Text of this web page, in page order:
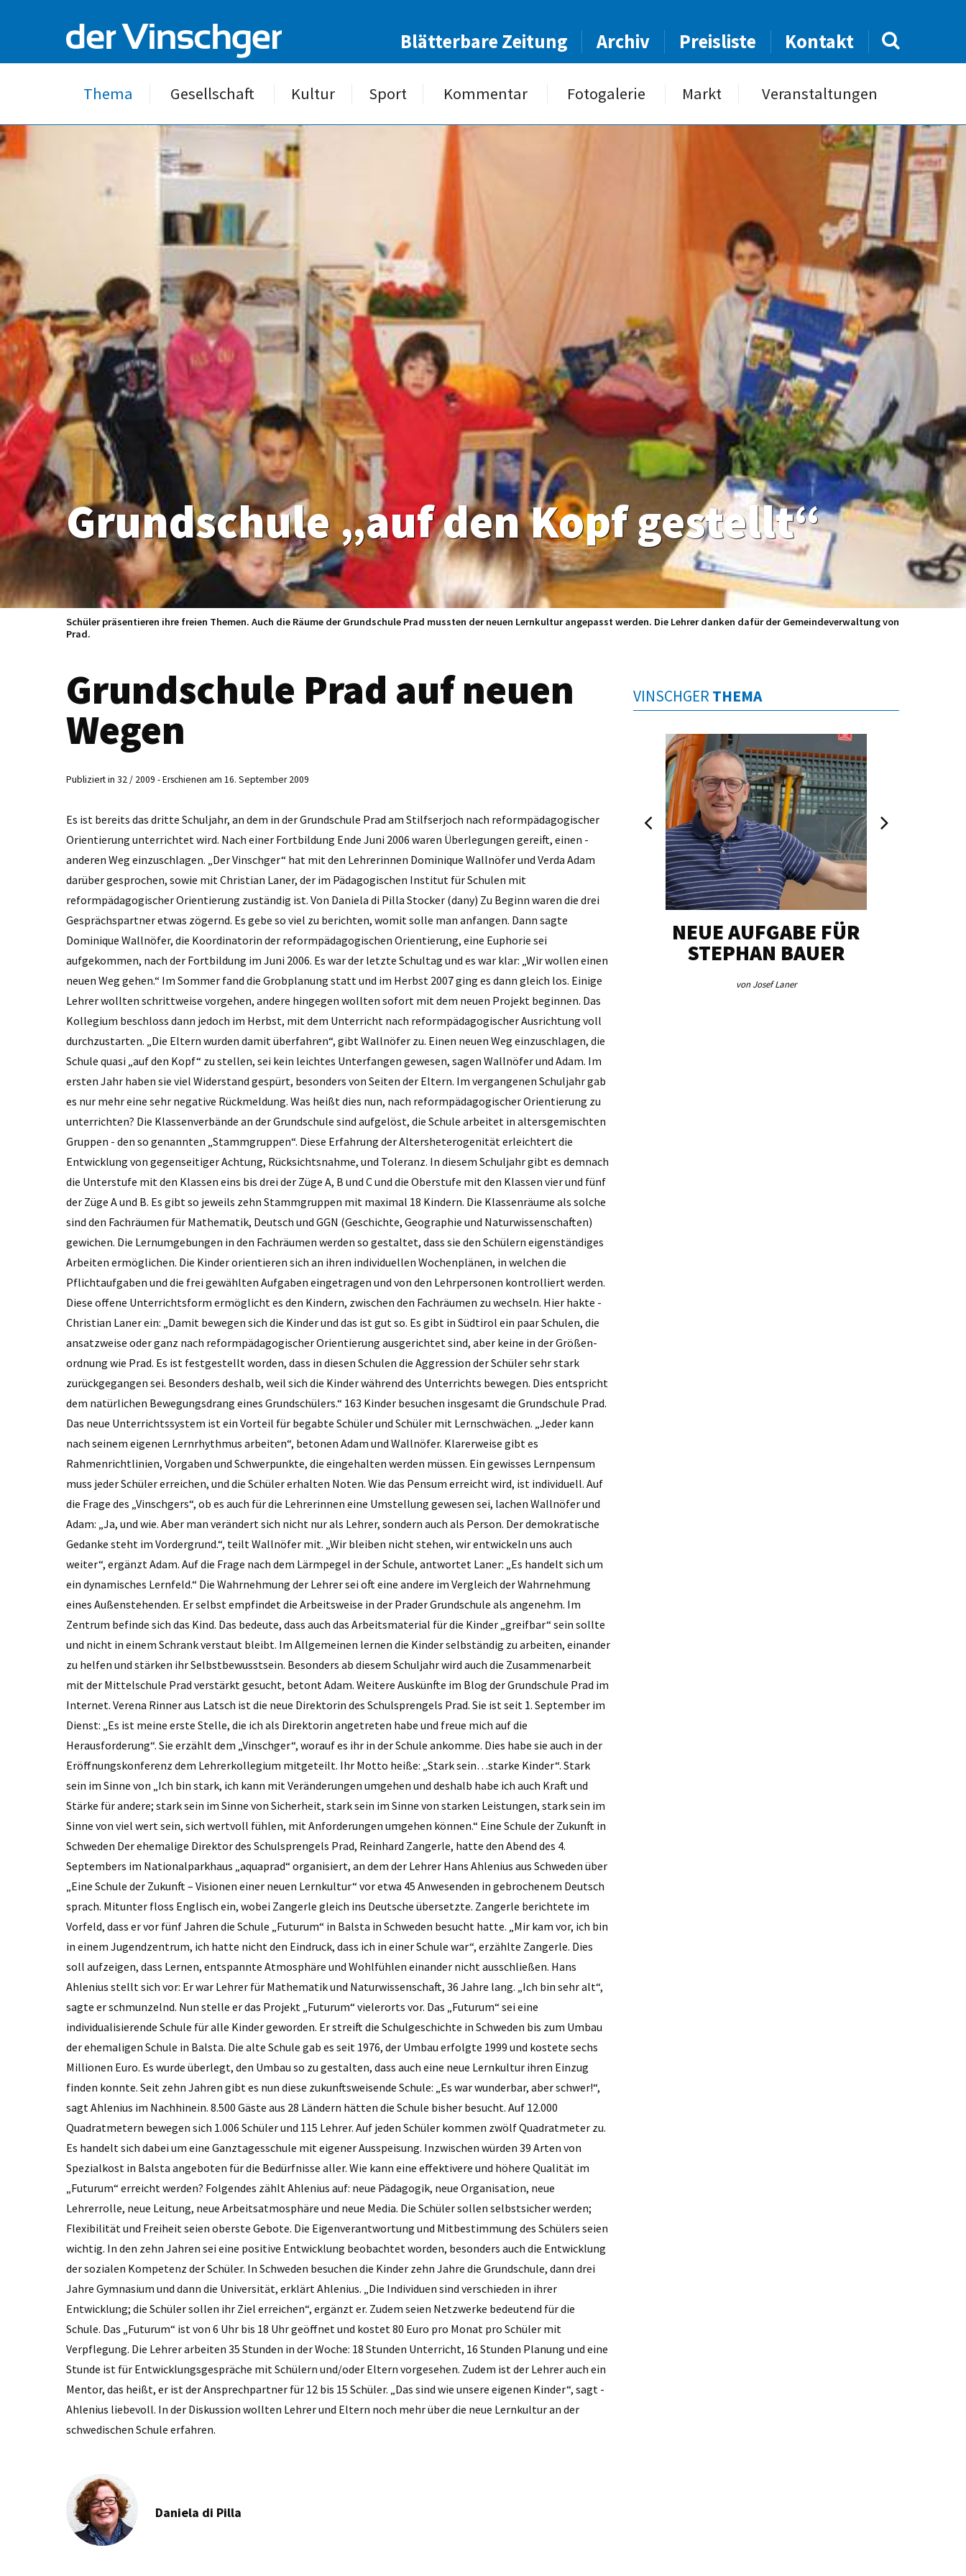
Blätterbare Zeitung Archiv Preisliste Kontakt
Thema Gesellschaft Kultur Sport Kommentar Fotogalerie Markt Veranstaltungen
Grundschule „auf den Kopf gestellt“
Schüler präsentieren ihre freien Themen. Auch die Räume der Grundschule Prad mussten der neuen Lernkultur angepasst werden. Die Lehrer danken dafür der Gemeindeverwaltung von
Prad.
Grundschule Prad auf neuen
Wegen
Publiziert in 32 / 2009 - Erschienen am 16. September 2009
Es ist bereits das dritte Schuljahr, an dem in der Grundschule Prad am Stilfserjoch nach reformpädagogischer
Orientierung unterrichtet wird. Nach einer Fortbildung Ende Juni 2006 waren Überlegungen gereift, einen ­
anderen Weg einzuschlagen. „Der Vinschger“ hat mit den ­Lehrerinnen Dominique Wallnöfer und Verda Adam
darüber gesprochen, sowie mit Christian Laner, der im ­Pädagogischen Institut für ­Schulen mit
reformpädagogischer Orien­tierung zuständig ist. Von Daniela di Pilla Stocker (dany) Zu Beginn waren die drei
Gesprächspartner etwas zögernd. Es gebe so viel zu berichten, womit solle man anfangen. Dann sagte
Dominique Wallnöfer, die Koordinatorin der reformpädagogischen ­Orientierung, eine Euphorie sei
aufgekommen, nach der Fortbildung im Juni 2006. Es war der letzte Schultag und es war klar: „Wir wollen ­einen
neuen Weg gehen.“ Im Sommer fand die Grobplanung statt und im Herbst 2007 ging es dann gleich los. Einige
Lehrer wollten schrittweise vorgehen, andere hingegen wollten sofort mit dem neuen Projekt beginnen. Das
Kollegium beschloss dann jedoch im Herbst, mit dem Unterricht nach reformpädagogischer Ausrichtung voll
durchzustarten. „Die Eltern wurden damit überfahren“, gibt Wallnöfer zu. Einen neuen Weg einzu­schlagen, die
Schule quasi „auf den Kopf“ zu stellen, sei kein leichtes Unterfangen gewesen, sagen Wallnöfer und Adam. Im
ersten Jahr haben sie viel Widerstand gespürt, besonders von Seiten der Eltern. Im vergangenen Schuljahr gab
es nur mehr eine sehr negative Rückmeldung. Was heißt dies nun, nach reformpädagogischer Orien­tierung zu
unterrichten? Die Klassenverbände an der Grundschule sind aufgelöst, die Schule arbeitet in altersgemischten
Gruppen - den so genannten „Stammgruppen“. Diese Erfahrung der Altersheterogenität erleichtert die
Entwicklung von gegenseitiger Achtung, Rücksichtsnahme, und Toleranz. In diesem Schuljahr gibt es demnach
die Unterstufe mit den Klassen eins bis drei der Züge A, B und C und die Oberstufe mit den Klassen vier und fünf
der Züge A und B. Es gibt so jeweils zehn Stammgruppen mit maximal 18 Kindern. Die Klassenräume als solche
sind den Fachräumen für Mathematik, Deutsch und GGN (Geschichte, Geographie und Naturwissenschaften)
gewichen. Die Lernumgebungen in den Fachräumen werden so gestaltet, dass sie den Schülern eigenständiges
Arbeiten ermöglichen. Die Kinder orien­tieren sich an ihren individuellen Wochenplänen, in welchen die
Pflichtaufgaben und die frei gewählten Aufgaben eingetragen und von den Lehrpersonen kontrolliert werden.
Diese offene Unterrichtsform ermöglicht es den Kindern, zwischen den Fachräumen zu wechseln. Hier hakte ­
Christian Laner ein: „Damit bewegen sich die Kinder und das ist gut so. Es gibt in Südtirol ein paar Schulen, die
ansatzweise oder ganz nach reformpädagogischer Orientierung ausgerichtet sind, aber keine in der Größen­
ordnung wie Prad. Es ist festgestellt worden, dass in diesen Schulen die Aggression der Schüler sehr stark
zurückgegangen sei. Besonders deshalb, weil sich die Kinder während des Unterrichts bewegen. Dies entspricht
dem natürlichen Bewegungsdrang eines Grundschülers.“ 163 Kinder besuchen insgesamt die Grundschule Prad.
Das neue Unterrichtssystem ist ein Vorteil für begabte ­Schüler und Schüler mit Lern­schwächen. „Jeder kann
nach seinem eigenen Lernrhythmus arbeiten“, betonen Adam und Wallnöfer. Klarerweise gibt es
Rahmenrichtlinien, Vorgaben und Schwerpunkte, die eingehalten werden müssen. Ein gewisses Lernpensum
muss jeder Schüler erreichen, und die Schüler erhalten Noten. Wie das Pensum erreicht wird, ist individuell. Auf
die Frage des „Vinschgers“, ob es auch für die Lehrerinnen eine Umstellung gewesen sei, lachen Wallnöfer und
Adam: „Ja, und wie. Aber man verändert sich nicht nur als Lehrer, sondern auch als Person. Der demokratische
Gedanke steht im Vordergrund.“, teilt Wallnöfer mit. „Wir bleiben nicht stehen, wir entwickeln uns auch
weiter“, ergänzt Adam. Auf die Frage nach dem Lärmpegel in der ­Schule, antwortet Laner: „Es handelt sich um
ein dynamisches Lernfeld.“ Die Wahrnehmung der Lehrer sei oft eine andere im Vergleich der Wahrnehmung
eines Außenstehenden. Er selbst empfindet die Arbeitsweise in der Prader Grundschule als angenehm. Im
Zentrum befinde sich das Kind. Das bedeute, dass auch das Arbeitsmaterial für die Kinder „greifbar“ sein sollte
und nicht in einem Schrank verstaut bleibt. Im Allgemeinen lernen die Kinder selbständig zu arbeiten, einander
zu helfen und stärken ihr Selbstbewusstsein. Besonders ab diesem Schuljahr wird auch die Zusammenarbeit
mit der Mittelschule Prad verstärkt gesucht, betont Adam. Weitere Auskünfte im Blog der Grundschule Prad im
Internet. Verena Rinner aus Latsch ist die neue Direktorin des Schulsprengels Prad. Sie ist seit 1. September im
Dienst: „Es ist meine erste Stelle, die ich als Direktorin angetreten habe und freue mich auf die
Herausforderung“. Sie erzählt dem „Vinschger“, worauf es ihr in der Schule ankomme. Dies habe sie auch in der
Eröffnungskonferenz dem Lehrer­kollegium mitgeteilt. Ihr ­Motto heiße: „Stark sein…starke Kinder“. Stark
sein im Sinne von „Ich bin stark, ich kann mit Veränderungen umgehen und deshalb habe ich auch Kraft und
Stärke für andere; stark sein im Sinne von Sicherheit, stark sein im Sinne von starken Leistungen, stark sein im
Sinne von viel wert sein, sich wertvoll fühlen, mit Anforderungen umgehen können.“ Eine Schule der Zukunft in
Schweden Der ehemalige Direktor des Schulsprengels Prad, Reinhard Zangerle, hatte den Abend des 4.
Septembers im Nationalparkhaus „aquaprad“ organisiert, an dem der Lehrer Hans ­Ahlenius aus Schweden über
„Eine Schule der Zukunft – Visionen einer neuen Lernkultur“ vor etwa 45 Anwesenden in gebrochenem Deutsch
sprach. Mitunter floss Englisch ein, wobei Zangerle gleich ins Deutsche übersetzte. Zangerle berichtete im
Vorfeld, dass er vor fünf Jahren die Schule „Futurum“ in Balsta in Schweden besucht hatte. „Mir kam vor, ich bin
in einem Jugendzentrum, ich hatte nicht den Eindruck, dass ich in einer Schule war“, erzählte Zangerle. Dies
soll aufzeigen, dass Lernen, entspannte Atmosphäre und Wohlfühlen einander nicht ausschließen. Hans
Ahlenius stellt sich vor: Er war Lehrer für Mathematik und Naturwissenschaft, 36 ­Jahre lang. „Ich bin sehr alt“,
sagte er schmunzelnd. Nun stelle er das Projekt „Futurum“ vieler­orts vor. Das „Futurum“ sei eine
individualisierende Schule für alle Kinder geworden. Er streift die Schulgeschichte in Schweden bis zum Umbau
der ehemaligen Schule in Balsta. Die alte Schule gab es seit 1976, der Umbau erfolgte 1999 und kostete sechs
Millionen Euro. Es wurde überlegt, den Umbau so zu gestalten, dass auch eine neue Lernkultur ihren Einzug
finden konnte. Seit zehn Jahren gibt es nun diese zukunftsweisende Schule: „Es war wunderbar, aber schwer!“,
sagt ­Ahlenius im Nachhinein. 8.500 Gäste aus 28 Ländern hätten die Schule bisher besucht. Auf 12.000
Quadratmetern bewegen sich 1.006 Schüler und 115 Lehrer. Auf jeden Schüler kommen zwölf Quadratmeter zu.
Es handelt sich dabei um eine Ganztagesschule mit eigener Ausspeisung. Inzwischen würden 39 Arten von
Spezialkost in Balsta angeboten für die Bedürfnisse aller. Wie kann eine effektivere und höhere Qualität im
„Futurum“ erreicht werden? Folgendes zählt Ahlenius auf: neue Pädagogik, neue Or­ganisation, neue
Lehrerrolle, neue Leitung, neue Arbeitsatmosphäre und neue Media. Die Schüler sollen selbstsicher werden;
Flexibilität und Freiheit seien oberste Gebote. Die Eigenverantwortung und Mitbestimmung des Schülers seien
wichtig. In den zehn Jahren sei eine positive Entwicklung beobachtet worden, besonders auch die Entwicklung
der sozialen Kompetenz der Schüler. In Schweden besuchen die Kinder zehn Jahre die Grundschule, dann drei
Jahre Gymnasium und dann die Universität, erklärt Ahlenius. „Die Individuen sind verschieden in ihrer
Entwicklung; die Schüler sollen ihr Ziel er­reichen“, ergänzt er. Zudem seien Netzwerke bedeutend für die
Schule. Das „Futurum“ ist von 6 Uhr bis 18 Uhr geöffnet und kostet 80 Euro pro Monat pro Schüler mit
Verpflegung. Die Lehrer arbeiten 35 Stunden in der Woche: 18 Stunden Unterricht, 16 Stunden Planung und eine
Stunde ist für Entwicklungs­gespräche mit Schülern und/oder Eltern vorgesehen. Zudem ist der Lehrer auch ein
Mentor, das heißt, er ist der Ansprechpartner für 12 bis 15 Schüler. „Das sind wie unsere eigenen Kinder“, sagt ­
Ahlenius liebevoll. In der Diskussion wollten Lehrer und Eltern noch mehr über die neue Lernkultur an der
schwedischen Schule er­fahren.
Daniela di Pilla
VINSCHGER THEMA
NEUE AUFGABE FÜR
STEPHAN BAUER
von Josef Laner